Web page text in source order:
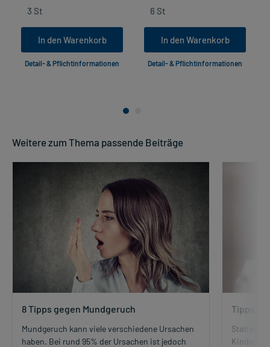
In den Warenkorb
Detail- & Pflichtinformationen
In den Warenkorb
Detail- & Pflichtinformationen
Weitere zum Thema passende Beiträge
8 Tipps gegen Mundgeruch
Mundgeruch kann viele verschiedene Ursachen
haben. Bei rund 95% der Ursachen ist jedoch
Tipps
Statisch
Kinder